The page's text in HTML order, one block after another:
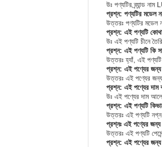
উঃ পণ্যটির ব্র্যান্ড নাম
প্রশ্ন: পণ্যটির মডেল
উত্তরঃ পণ্যটির
প্রশ্ন: এই পণ্যটি
উঃ এই পণ্যটি চীনে
প্রশ্ন: এই পণ্যটি কি
উত্তরঃ হ্যাঁ, এই
প্রশ্ন: এই পণ্যের জন্য
উত্তরঃ এই পণ্যের জন্য
প্রশ্ন: এই পণ্যের
উঃ এই পণ্যের দাম
প্রশ্ন: এই পণ্যটি
উত্তরঃ এই পণ্যটি নগ্ন
প্রশ্নঃ এই পণ্যের জন্য
উত্তরঃ এই পণ্যটি
প্রশ্ন: এই পণ্যের জন্য